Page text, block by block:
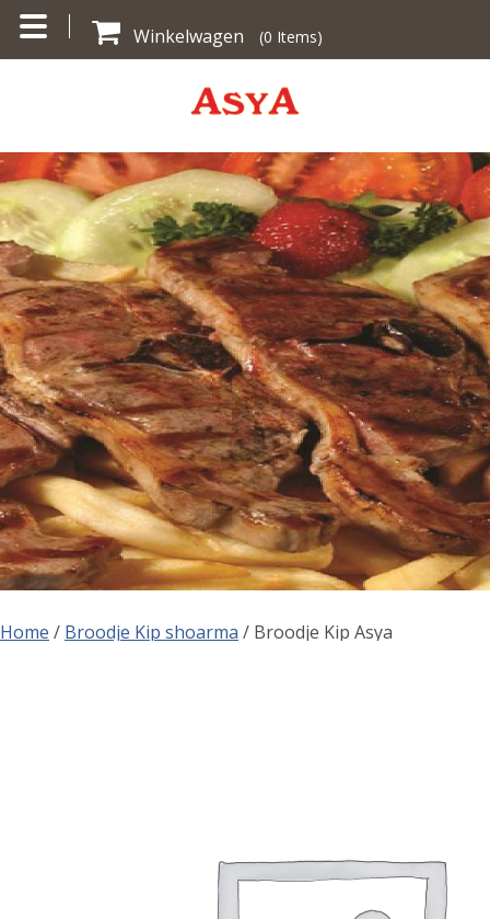
Winkelwagen (0 Items)
Home / Broodje Kip shoarma / Broodje Kip Asya